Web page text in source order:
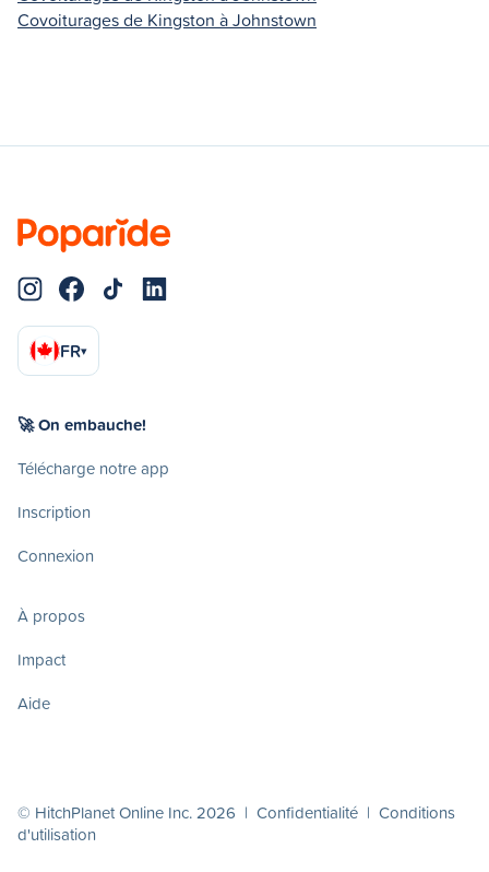
Covoiturages de Kingston à Johnstown
FR▾
🚀 On embauche!
Télécharge notre app
Inscription
Connexion
À propos
Impact
Aide
© HitchPlanet Online Inc. 2026 | Confidentialité | Conditions
d'utilisation